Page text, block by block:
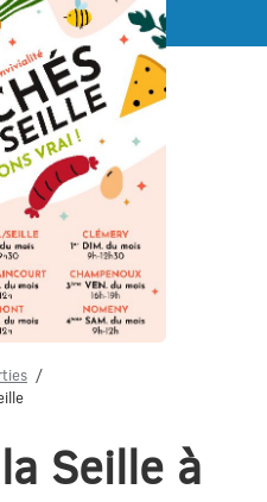
Menu
Seille à